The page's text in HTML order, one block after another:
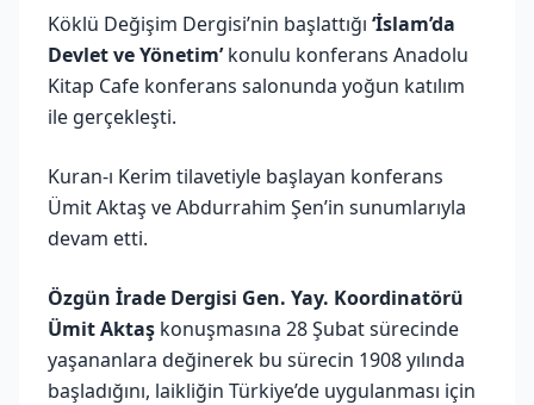
Köklü Değişim Dergisi’nin başlattığı ‘İslam’da
Devlet ve Yönetim’konulu konferans Anadolu
Kitap Cafe konferans salonunda yoğun katılım
ile gerçekleşti.
Kuran-ı Kerim tilavetiyle başlayan konferans
Ümit Aktaş ve Abdurrahim Şen’in sunumlarıyla
devam etti.
Özgün İrade Dergisi Gen. Yay. Koordinatörü
Ümit Aktaş konuşmasına 28 Şubat sürecinde
yaşananlara değinerek bu sürecin 1908 yılında
başladığını, laikliğin Türkiye’de uygulanması için